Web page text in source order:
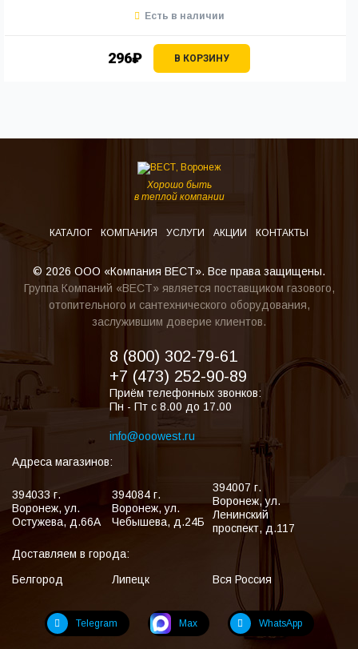
296₽ В КОРЗИНУ
Есть в наличии
Хорошо быть
в теплой компании
КАТАЛОГ КОМПАНИЯ УСЛУГИ АКЦИИ КОНТАКТЫ
© 2026 ООО «Компания ВЕСТ». Все права защищены.
Группа Компаний «ВЕСТ» является поставщиком газового,
отопительного и сантехнического оборудования,
заслужившим доверие клиентов.
8 (800) 302-79-61
+7 (473) 252-90-89
Приём телефонных звонков:
Пн - Пт с 8.00 до 17.00
info@ooowest.ru
Адреса магазинов:
394033 г.
Воронеж,ул.
Остужева, д.66А
394084 г.
Воронеж,ул.
Чебышева, д.24Б
394007 г.
Воронеж,ул.
Ленинский
проспект, д.117
Доставляем в города:
Белгород
Липецк Вся Россия
Telegram Max WhatsApp